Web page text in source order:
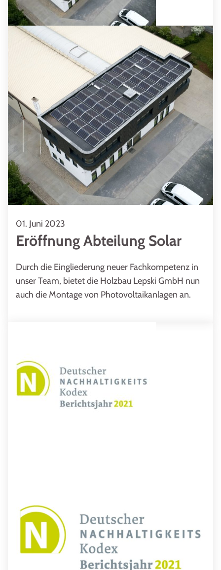
01. Juni 2023
Eröffnung Abteilung Solar
Durch die Eingliederung neuer Fachkompetenz in
unser Team, bietet die Holzbau Lepski GmbH nun
auch die Montage von Photovoltaikanlagen an.